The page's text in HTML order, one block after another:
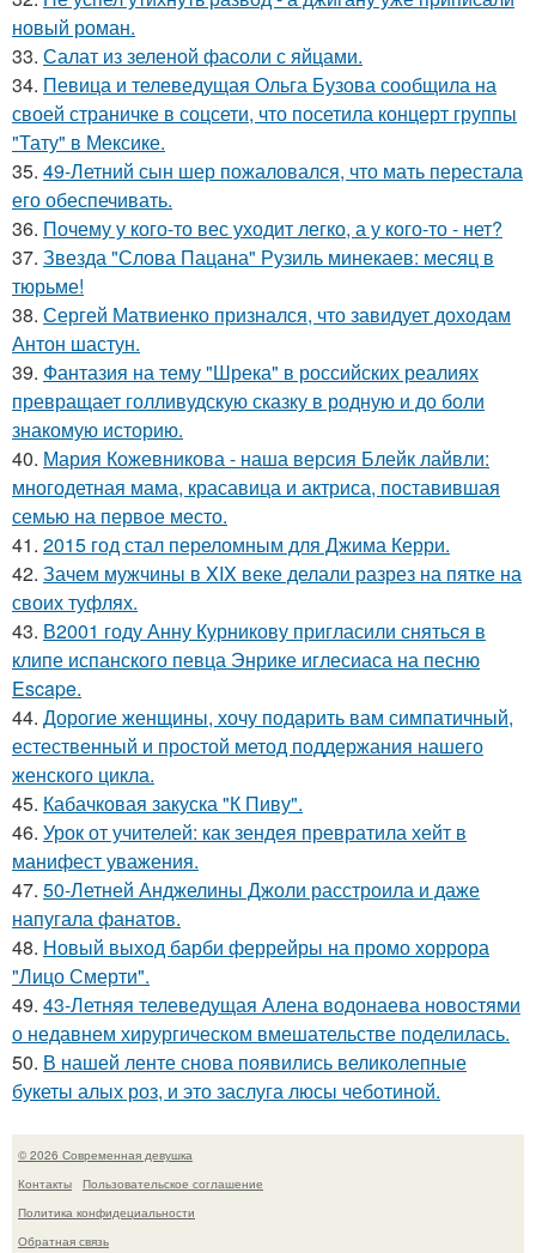
новый роман.
33. Салат из зеленой фасоли с яйцами.
34. Певица и телеведущая Ольга Бузова сообщила на
своей страничке в соцсети, что посетила концерт группы
"Тату" в Мексике.
35. 49-Летний сын шер пожаловался, что мать перестала
его обеспечивать.
36. Почему у кого-то вес уходит легко, а у кого-то - нет?
37. Звезда "Слова Пацана" Рузиль минекаев: месяц в
тюрьме!
38. Сергей Матвиенко признался, что завидует доходам
Антон шастун.
39. Фантазия на тему "Шрека" в российских реалиях
превращает голливудскую сказку в родную и до боли
знакомую историю.
40. Мария Кожевникова - наша версия Блейк лайвли:
многодетная мама, красавица и актриса, поставившая
семью на первое место.
41. 2015 год стал переломным для Джима Керри.
42. Зачем мужчины в XIX веке делали разрез на пятке на
своих туфлях.
43. В2001 году Анну Курникову пригласили сняться в
клипе испанского певца Энрике иглесиаса на песню
Escape.
44. Дорогие женщины, хочу подарить вам симпатичный,
естественный и простой метод поддержания нашего
женского цикла.
45. Кабачковая закуска "К Пиву".
46. Урок от учителей: как зендея превратила хейт в
манифест уважения.
47. 50-Летней Анджелины Джоли расстроила и даже
напугала фанатов.
48. Новый выход барби феррейры на промо хоррора
"Лицо Смерти".
49. 43-Летняя телеведущая Алена водонаева новостями
о недавнем хирургическом вмешательстве поделилась.
50. В нашей ленте снова появились великолепные
букеты алых роз, и это заслуга люсы чеботиной.
© 2026 Современная девушка
Контакты
Пользовательское соглашение
Политика конфидециальности
Обратная связь